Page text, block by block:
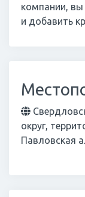
компании, вы
и добавить
округ,
Павловская